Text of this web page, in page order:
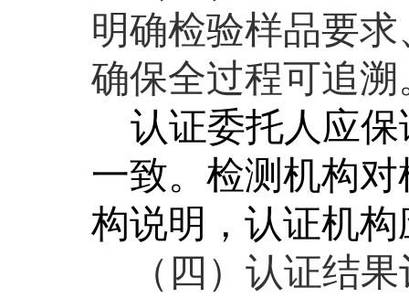
明确检验样品要
确保全过程可追溯
认证委托人应
一致。检测机构
构说明，认证机构
（四）认证结